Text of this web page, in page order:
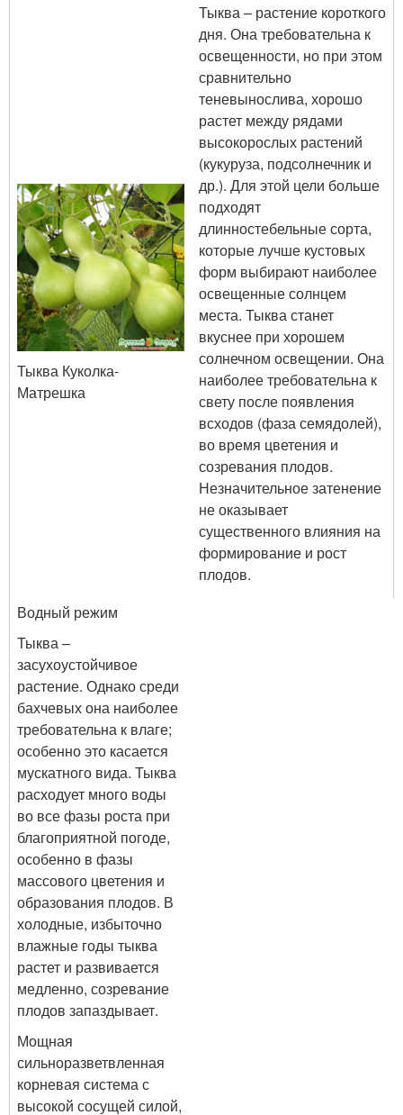
Тыква Куколка-
Матрешка
Тыква – растение короткого
дня. Она требовательна к
освещенности, но при этом
сравнительно
теневынослива, хорошо
растет между рядами
высокорослых растений
(кукуруза, подсолнечник и
др.). Для этой цели больше
подходят
длинностебельные сорта,
которые лучше кустовых
форм выбирают наиболее
освещенные солнцем
места. Тыква станет
вкуснее при хорошем
солнечном освещении. Она
наиболее требовательна к
свету после появления
всходов (фаза семядолей),
во время цветения и
созревания плодов.
Незначительное затенение
не оказывает
существенного влияния на
формирование и рост
плодов.
Водный режим
Тыква –
засухоустойчивое
растение. Однако среди
бахчевых она наиболее
требовательна к влаге;
особенно это касается
мускатного вида. Тыква
расходует много воды
во все фазы роста при
благоприятной погоде,
особенно в фазы
массового цветения и
образования плодов. В
холодные, избыточно
влажные годы тыква
растет и развивается
медленно, созревание
плодов запаздывает.
Мощная
сильноразветвленная
корневая система с
высокой сосущей силой,